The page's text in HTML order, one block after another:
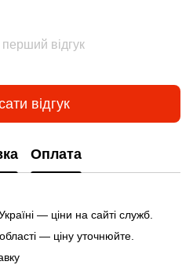
відгук
відгук
Оплата
— ціни на сайті служб.
— ціну уточнюйте.